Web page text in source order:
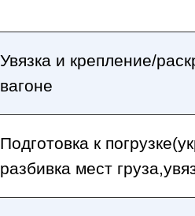
Увязка и крепление/
вагоне
Подготовка к
разбивка мест